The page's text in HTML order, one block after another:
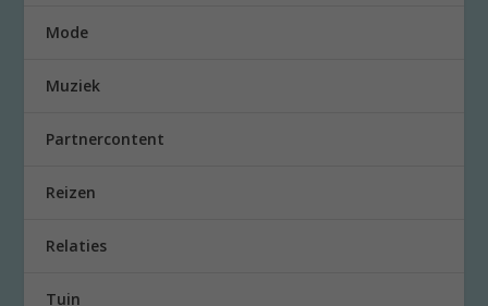
Mode
Muziek
Partnercontent
Reizen
Relaties
Tuin